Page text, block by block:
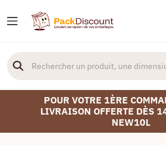
POUR VOTRE 1ÈRE
LIVRAISON OFFERTE DÈS
NEW10L